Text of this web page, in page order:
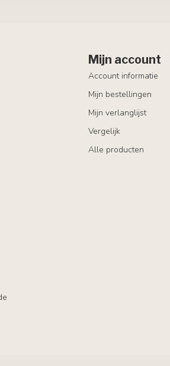
Mijn account
Account informatie
Mijn bestellingen
Mijn verlanglijst
Vergelijk
Alle producten